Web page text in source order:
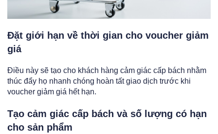
Đặt giới hạn về thời gian cho voucher giảm
giá
Điều này sẽ tạo cho khách hàng cảm giác cấp bách nhằm
thúc đẩy họ nhanh chóng hoàn tất giao dịch trước khi
voucher giảm giá hết hạn.
Tạo cảm giác cấp bách và số lượng có hạn
cho sản phẩm